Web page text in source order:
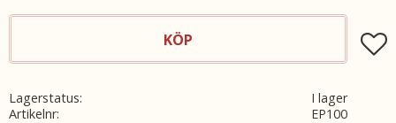
KÖP
Lagerstatus
I lager
Artikelnr
EP100